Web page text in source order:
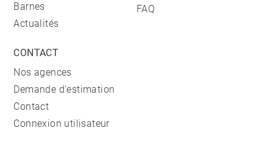
Barnes
Actualités
FAQ
CONTACT
Nos agences
Demande d'estimation
Contact
Connexion utilisateur